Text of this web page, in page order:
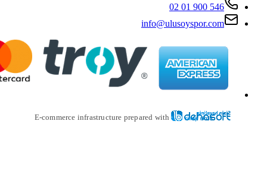
E-commerce infrastructure